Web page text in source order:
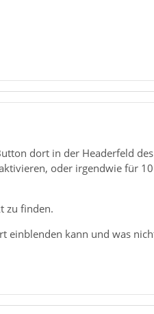
dort in der Headerfeld
oder irgendwie für
zu finden.
einblenden kann und was